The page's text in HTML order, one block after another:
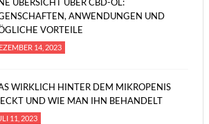
ANWENDUNGEN UND
VORTEILE
14, 2023
WIRKLICH HINTER DEM MIKROPENIS
UND WIE MAN IHN BEHANDELT
11, 2023